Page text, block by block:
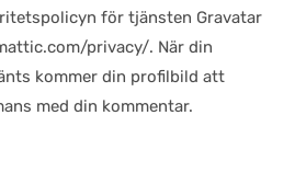
för tjänsten Gravatar
privacy/. När din
kommer din profilbild att
med din kommentar.